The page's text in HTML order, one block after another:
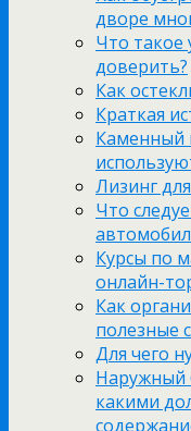
дворе
Что такое
доверить?
Как
Краткая
Каменный
Лизинг
Что
Курсы по
онлайн-
Как
полезные
Для чего
Наружный
какими